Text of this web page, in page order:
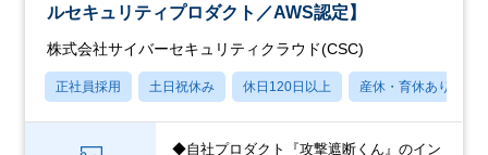
ルセキュリティプロダクト／AWS認定】
株式会社サイバーセキュリティクラウド(CSC)
正社員採用 土日祝休み 休日120日以上 産休・育休あり
◆自社プロダクト『攻撃遮断くん』のイン